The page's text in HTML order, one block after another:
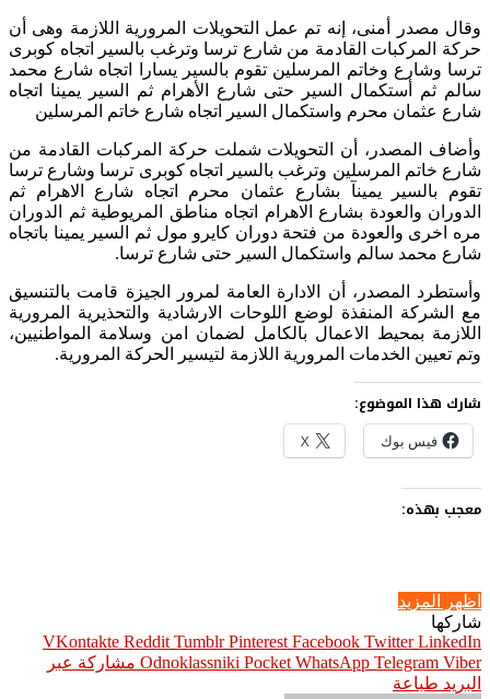
وقال مصدر أمنى، إنه تم عمل التحويلات المرورية اللازمة وهى أن
حركة المركبات القادمة من شارع ترسا وترغب بالسير اتجاه كوبرى
ترسا وشارع وخاتم المرسلين تقوم بالسير يسارا اتجاه شارع محمد
سالم ثم أستكمال السير حتى شارع الأهرام ثم السير يمينا اتجاه
شارع عثمان محرم واستكمال السير اتجاه شارع خاتم المرسلين
وأضاف المصدر، أن التحويلات شملت حركة المركبات القادمة من
شارع خاتم المرسلين وترغب بالسير اتجاه كوبرى ترسا وشارع ترسا
تقوم بالسير يمينآ بشارع عثمان محرم اتجاه شارع الاهرام ثم
الدوران والعودة بشارع الاهرام اتجاه مناطق المريوطية ثم الدوران
مره اخرى والعودة من فتحة دوران كايرو مول ثم السير يمينا باتجاه
شارع محمد سالم واستكمال السير حتى شارع ترسا.
وأستطرد المصدر، أن الادارة العامة لمرور الجيزة قامت بالتنسيق
مع الشركة المنفذة لوضع اللوحات الارشادية والتحذيرية المرورية
اللازمة بمحيط الاعمال بالكامل لضمان امن وسلامة المواطنيين،
وتم تعيين الخدمات المرورية اللازمة لتيسير الحركة المرورية.
شارك هذا الموضوع:
فيس بوك X
معجب بهذه:
اظهر المزيد
شاركها
Facebook Twitter LinkedIn
Pinterest
Odnoklassniki Pocket WhatsApp Telegram Viber
مشاركة عبر
البريد طباعة